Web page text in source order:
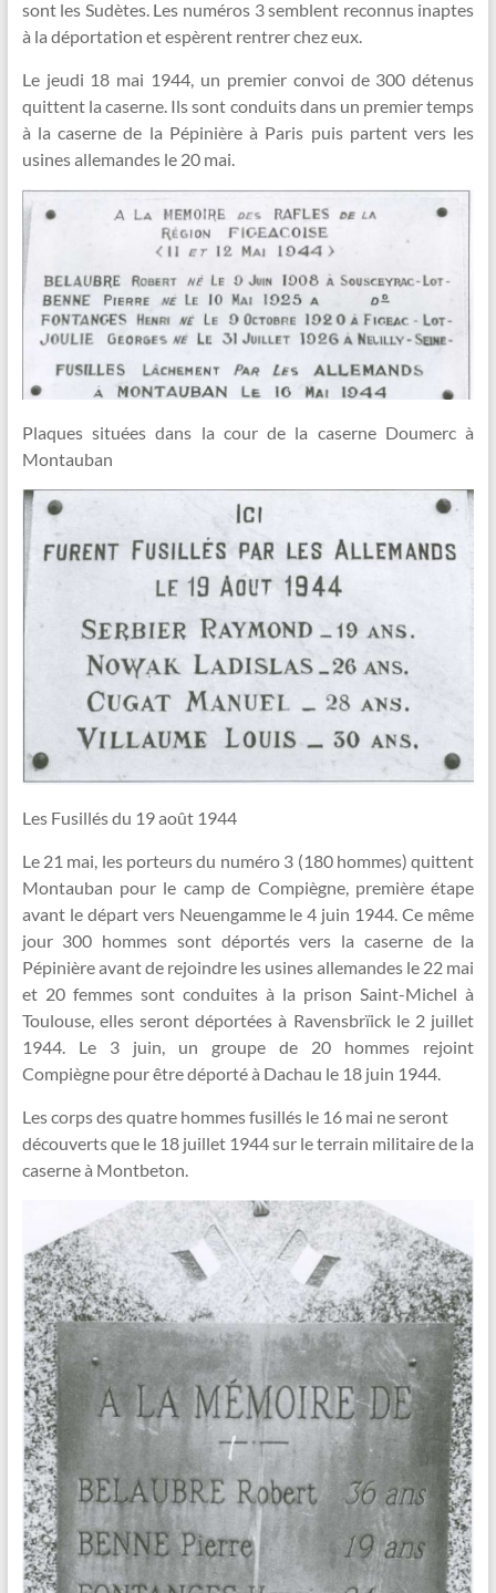
sont les Sudètes. Les numéros 3 semblent reconnus inaptes
à la déportation et espèrent rentrer chez eux.
Le jeudi 18 mai 1944, un premier convoi de 300 détenus
quittent la caserne. Ils sont conduits dans un premier temps
à la caserne de la Pépinière à Paris puis partent vers les
usines allemandes le 20 mai.
Plaques situées dans la cour de la caserne Doumerc à
Montauban
Les Fusillés du 19 août 1944
Le 21 mai, les porteurs du numéro 3 (180 hommes) quittent
Montauban pour le camp de Compiègne, première étape
avant le départ vers Neuengamme le 4 juin 1944. Ce même
jour 300 hommes sont déportés vers la caserne de la
Pépinière avant de rejoindre les usines allemandes le 22 mai
et 20 femmes sont conduites à la prison Saint-Michel à
Toulouse, elles seront déportées à Ravensbrïick le 2 juillet
1944. Le 3 juin, un groupe de 20 hommes rejoint
Compiègne pour être déporté à Dachau le 18 juin 1944.
Les corps des quatre hommes fusillés le 16 mai ne seront
découverts que le 18 juillet 1944 sur le terrain militaire de la
caserne à Montbeton.